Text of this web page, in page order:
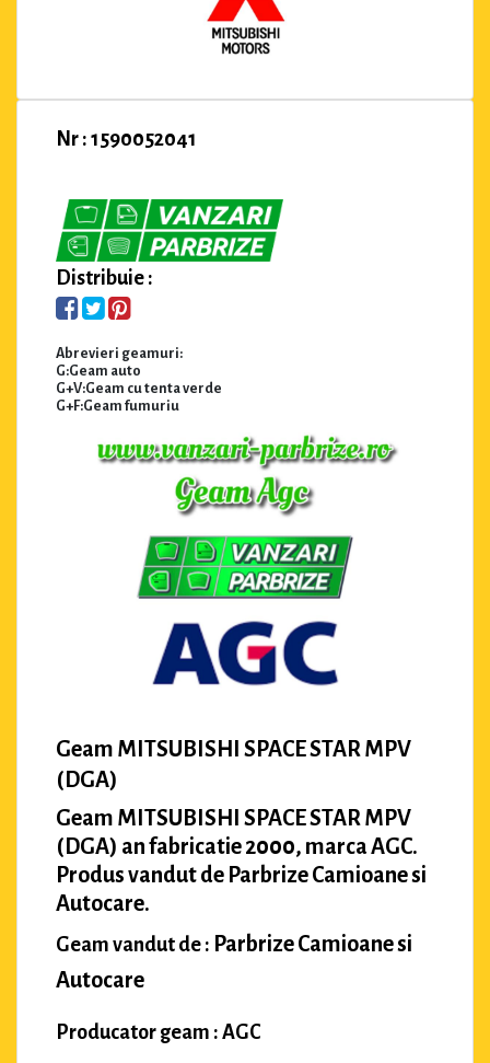
Nr : 1590052041
Distribuie :
Abrevieri geamuri:
G:Geam auto
G+V:Geam cu tenta verde
G+F:Geam fumuriu
Geam MITSUBISHI SPACE STAR MPV
(DGA)
Geam MITSUBISHI SPACE STAR MPV
(DGA) an fabricatie 2000, marca AGC.
Produs vandut de Parbrize Camioane si
Autocare.
Geam vandut de : Parbrize Camioane si
Autocare
Producator geam : AGC